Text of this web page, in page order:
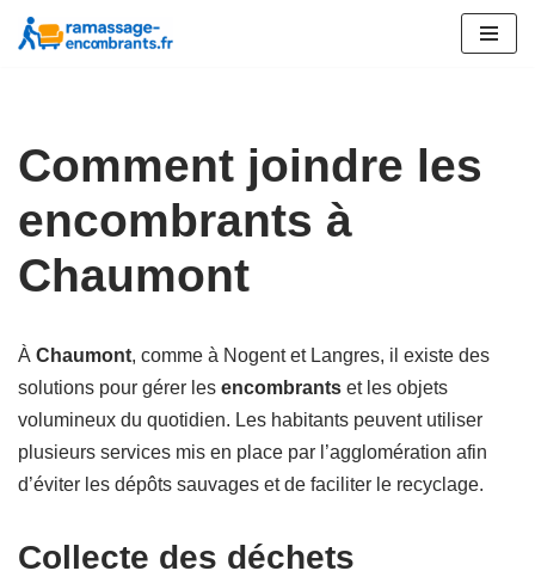
Comment joindre les
encombrants à
Chaumont
À Chaumont, comme à Nogent et Langres, il existe des
solutions pour gérer les encombrants et les objets
volumineux du quotidien. Les habitants peuvent utiliser
plusieurs services mis en place par l’agglomération afin
d’éviter les dépôts sauvages et de faciliter le recyclage.
Collecte des déchets